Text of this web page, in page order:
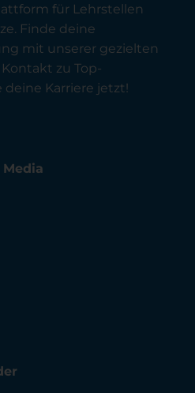
für Lehrstellen
Finde deine
mit unserer gezielten
zu Top-
Karriere jetzt!